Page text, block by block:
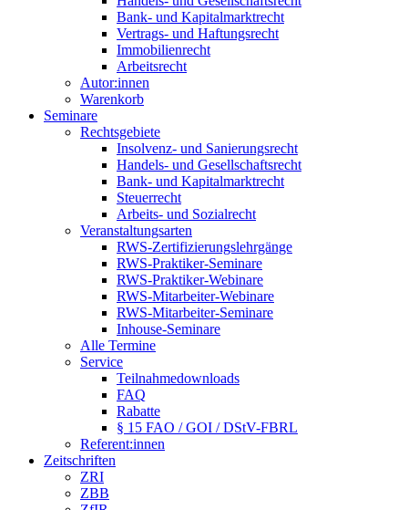
Bank- und Kapitalmarktrecht
Vertrags- und Haftungsrecht
Immobilienrecht
Arbeitsrecht
Autor:innen
Warenkorb
Seminare
Rechtsgebiete
Insolvenz- und Sanierungsrecht
Handels- und Gesellschaftsrecht
Bank- und Kapitalmarktrecht
Steuerrecht
Arbeits- und Sozialrecht
Veranstaltungsarten
RWS-Zertifizierungslehrgänge
RWS-Praktiker-Seminare
RWS-Praktiker-Webinare
RWS-Mitarbeiter-Webinare
RWS-Mitarbeiter-Seminare
Inhouse-Seminare
Alle Termine
Service
Teilnahmedownloads
FAQ
Rabatte
§ 15 FAO / GOI / DStV-FBRL
Referent:innen
Zeitschriften
ZRI
ZBB